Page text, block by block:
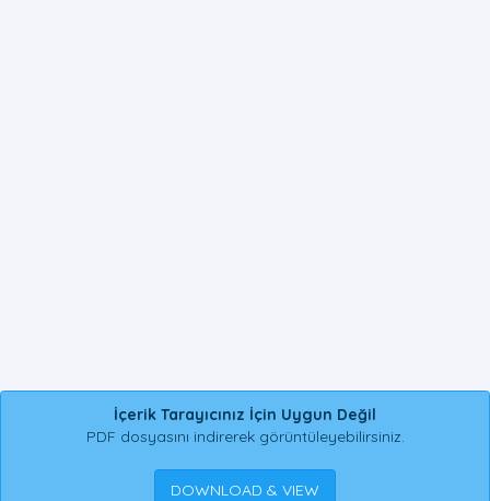
İçerik Tarayıcınız İçin Uygun Değil
PDF dosyasını indirerek görüntüleyebilirsiniz.
DOWNLOAD & VIEW